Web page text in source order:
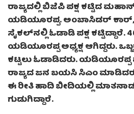
ರಾಜ್ಯದಲ್ಲಿ ಬಿಜೆಪಿ ಪಕ್ಷ ಕಟ್ಟಿದ
ಯಡಿಯೂರಪ್ಪ. ಅಂಬಾಸಿಡರ್
ಸೈಕಲ್‌ನಲ್ಲಿ ಓಡಾಡಿ ಪಕ್ಷ ಕಟ್ಟಿದ್ದಾರೆ.
ಯಡಿಯೂರಪ್ಪ ಅಧ್ಯಕ್ಷ ಆಗಿದ್ದರು.
ಕಟ್ಟಲು ಓಡಾಡಿದರು. ಯಡಿಯೂರಪ್ಪ
ರಾಜ್ಯದ ಜನ ಬಯಸಿ ಸಿಎಂ
ಈ ರೀತಿ ಹಾದಿ ಬೀದಿಯಲ್ಲಿ
ಗುಡುಗಿದ್ದಾರೆ.